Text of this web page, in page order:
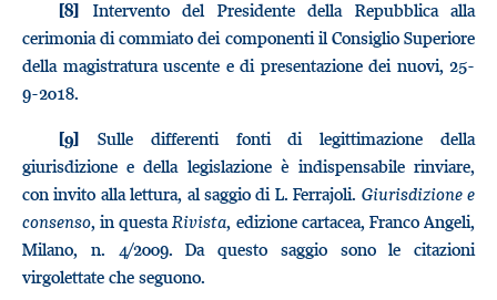
[8] Intervento del Presidente della Repubblica alla
cerimonia di commiato dei componenti il Consiglio Superiore
della magistratura uscente e di presentazione dei nuovi, 25-
9-2018.
[9] Sulle differenti fonti di legittimazione della
giurisdizione e della legislazione è indispensabile rinviare,
con invito alla lettura, al saggio di L. Ferrajoli. Giurisdizione e
consenso, in questaRivista, edizione cartacea, Franco Angeli,
Milano, n. 4/2009. Da questo saggio sono le citazioni
virgolettate che seguono.